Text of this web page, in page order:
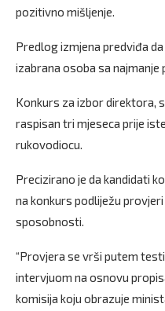
pozitivno mišljenje.
Predlog izmjena predviđa
izabrana osoba sa
Konkurs za izbor direktora,
raspisan tri mjeseca prije
rukovodiocu.
Precizirano je da kandidati
na konkurs podliježu
sposobnosti.
“Provjera se vrši putem
intervjuom na osnovu
komisija koju obrazuje